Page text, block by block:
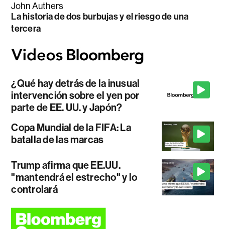
John Authers
La historia de dos burbujas y el riesgo de una
tercera
¿Qué hay detrás de la inusual
intervención sobre el yen por
parte de EE. UU. y Japón?
Copa Mundial de la FIFA: La
batalla de las marcas
Trump afirma que EE.UU.
"mantendrá el estrecho" y lo
controlará